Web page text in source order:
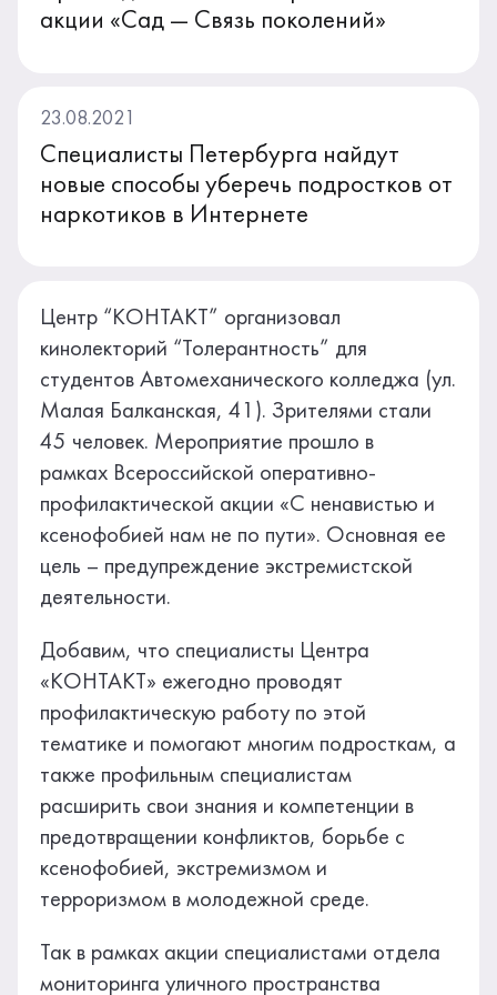
акции «Сад — Связь поколений»
23.08.2021
Специалисты Петербурга найдут
новые способы уберечь подростков от
наркотиков в Интернете
Центр “КОНТАКТ” организовал
кинолекторий “Толерантность” для
студентов Автомеханического колледжа (ул.
Малая Балканская, 41). Зрителями стали
45 человек. Мероприятие прошло в
рамках Всероссийской оперативно-
профилактической акции «С ненавистью и
ксенофобией нам не по пути». Основная ее
цель – предупреждение экстремистской
деятельности.
Добавим, что специалисты Центра
«КОНТАКТ» ежегодно проводят
профилактическую работу по этой
тематике и помогают многим подросткам, а
также профильным специалистам
расширить свои знания и компетенции в
предотвращении конфликтов, борьбе с
ксенофобией, экстремизмом и
терроризмом в молодежной среде.
Так в рамках акции специалистами отдела
мониторинга уличного пространства